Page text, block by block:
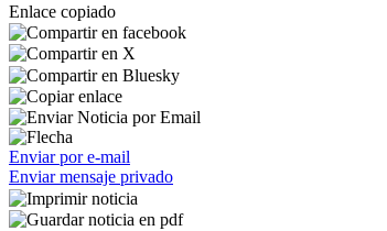
Enlace copiado
Enviar por e-mail
Enviar mensaje privado